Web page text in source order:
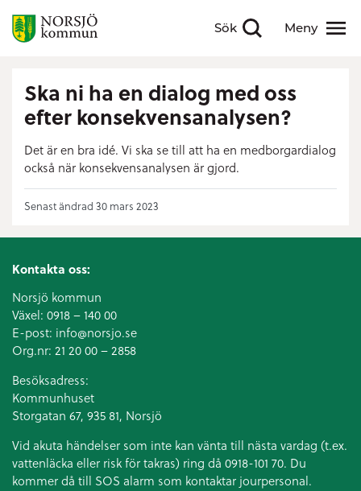
Sök
Visa sökfält Meny
Visa meny
Ska ni ha en dialog med oss
efter konsekvensanalysen?
Det är en bra idé. Vi ska se till att ha en medborgardialog
också när konsekvensanalysen är gjord.
Senast ändrad 30 mars 2023
Kontakta oss:
Norsjö kommun
Växel: 0918 – 140 00
E-post: info@norsjo.se
Org.nr: 21 20 00 – 2858
Besöksadress:
Kommunhuset
Storgatan 67, 935 81, Norsjö
Vid akuta händelser som inte kan vänta till nästa vardag (t.ex.
vattenläcka eller risk för takras) ring då 0918-101 70. Du
kommer då till SOS alarm som kontaktar jourpersonal.